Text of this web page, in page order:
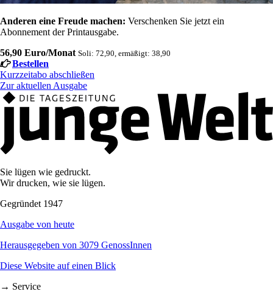
Anderen eine Freude machen: Verschenken Sie jetzt ein
Abonnement der Printausgabe.
56,90 Euro/Monat Soli: 72,90, ermäßigt: 38,90
Bestellen
Kurzzeitabo abschließen
Zur aktuellen Ausgabe
Sie lügen wie gedruckt.
Wir drucken, wie sie lügen.
Gegründet 1947
Ausgabe von heute
Herausgegeben von 3079 GenossInnen
Diese Website auf einen Blick
→ Service